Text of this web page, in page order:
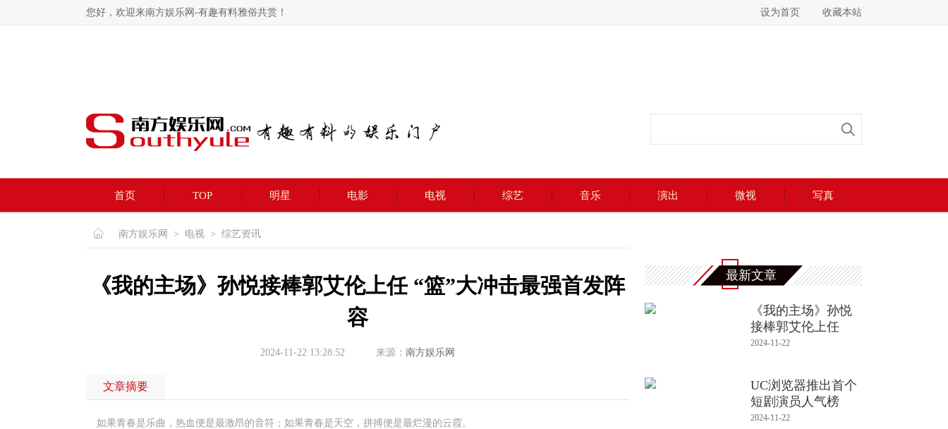
您好，欢迎来南方娱乐网-有趣有料雅俗共赏！ 设为首页 收藏本站
首页 TOP 明星 电影 电视 综艺 音乐 演出 微视 写真
南方娱乐网 > 电视 > 综艺资讯
《我的主场》孙悦接棒郭艾伦上任 “篮”大冲击最强首发阵
容
2024-11-22 13:28:52 来源： 南方娱乐网
文章摘要
如果青春是乐曲，热血便是最激昂的音符；如果青春是天空，拼搏便是最烂漫的云霞。
最新文章
《我的主场》孙悦
接棒郭艾伦上任
“篮”大
2024-11-22
UC浏览器推出首个
短剧演员人气榜
单：刷免费短
2024-11-22